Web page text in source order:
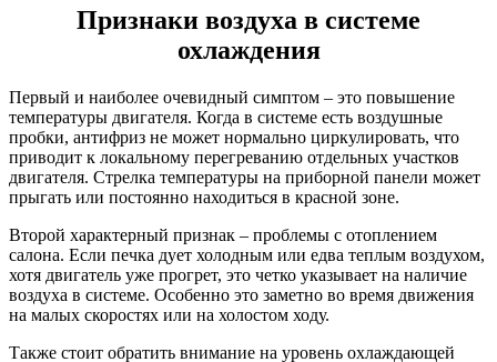
Признаки воздуха в системе
охлаждения
Первый и наиболее очевидный симптом – это повышение
температуры двигателя. Когда в системе есть воздушные
пробки, антифриз не может нормально циркулировать, что
приводит к локальному перегреванию отдельных участков
двигателя. Стрелка температуры на приборной панели может
прыгать или постоянно находиться в красной зоне.
Второй характерный признак – проблемы с отоплением
салона. Если печка дует холодным или едва теплым воздухом,
хотя двигатель уже прогрет, это четко указывает на наличие
воздуха в системе. Особенно это заметно во время движения
на малых скоростях или на холостом ходу.
Также стоит обратить внимание на уровень охлаждающей